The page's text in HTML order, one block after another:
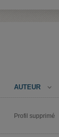
AUTEUR
Profil supprimé